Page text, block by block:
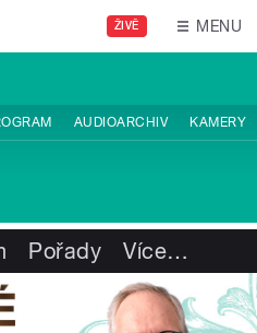
ŽIVĚ MENU
AUDIOARCHIV KAMERY
Pořady Více…